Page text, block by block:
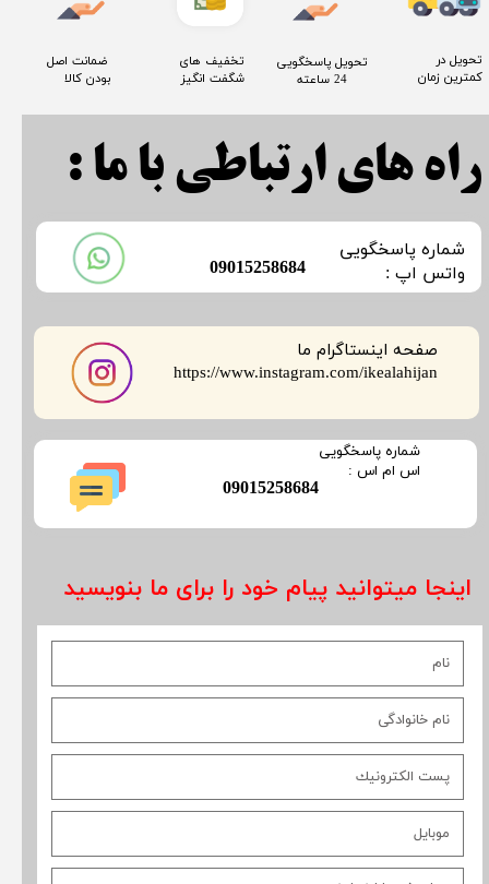
صفحه اینستاگرام ما
​​​​​​​https://www.instagram.com/ikealahijan
​شماره پاسخگویی
​​​​​واتس اپ :
​09015258684
اینجا میتوانید پیام خود را برای ما بنویسید
راه های ارتباطی با ما :
​09015258684
​شماره پاسخگویی
​​​​​اس ام اس :
​تحویل در
کمترین زمان
​تحویل پاسخگویی
24 ساعته
​تخفیف های
شگفت انگیز
​ ضمانت اصل
بودن کالا